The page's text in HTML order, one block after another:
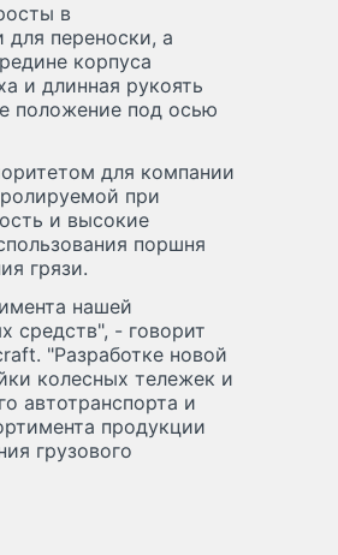
в
для переноски, а
корпуса
и длинная рукоять
положение под осью
для компании
при
и высокие
поршня
грязи.
нашей
средств", - говорит
"Разработке новой
колесных тележек и
автотранспорта и
продукции
грузового